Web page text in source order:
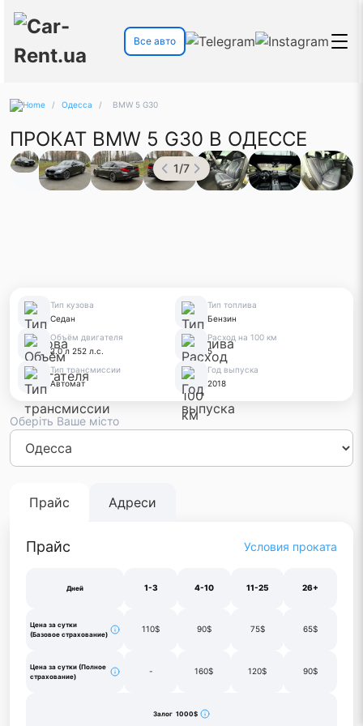
Все авто
/ Одесса / BMW 5 G30
ПРОКАТ BMW 5 G30 В ОДЕССЕ
1/7
Тип кузова
Седан
Тип топлива
Бензин
Объём двигателя
2.0 л 252 л.с.
Расход на 100 км
5
Тип трансмиссии
Автомат
Год выпуска
2018
Оберіть Ваше місто
КиевЛьвовОдесса Винница
Франковск
Прайс Адреси
Прайс Условия проката
Дней 1-3 4-10 11-25 26+
Цена за сутки
(Базовое страхование)
110$ 90$ 75$ 65$
Цена за сутки (Полное
страхование)
- 160$ 120$ 90$
Залог 1000$